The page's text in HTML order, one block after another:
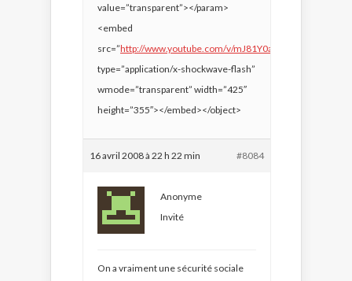
value=”transparent”></param>
<embed
src=”http://www.youtube.com/v/
type=”application/x-shockwave-flash”
wmode=”transparent” width=”425″
height=”355″></embed></object>
16 avril 2008 à 22 h 22 min #8084
Anonyme
Invité
On a vraiment une sécurité sociale